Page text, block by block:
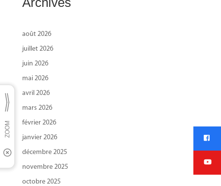
août 2026
juillet 2026
juin 2026
mai 2026
avril 2026
mars 2026
février 2026
janvier 2026
décembre 2025
novembre 2025
octobre 2025